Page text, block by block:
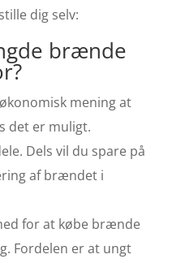
dig selv:
brænde
mening at
det er muligt.
Dels vil du spare på
af brændet i
for at købe brænde
Fordelen er at ungt